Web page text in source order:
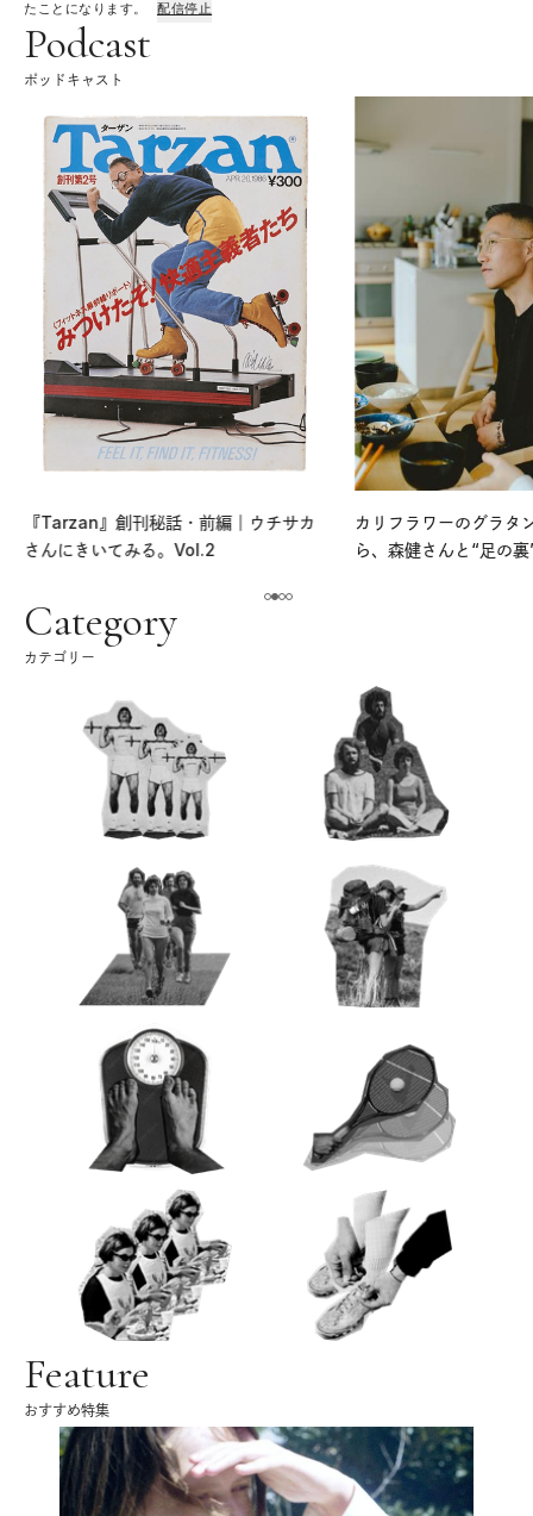
たことになります。
配信停止
Podcast
ポッドキャスト
『Tarzan』創刊秘話・前編｜ウチサカ
さんにきいてみる。Vol.2
カリフラワーのグラタ
ら、森健さんと“足の
Category
カテゴリー
Feature
おすすめ特集